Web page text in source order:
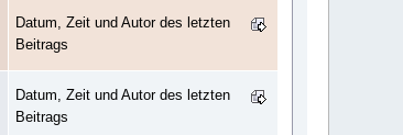
Datum, Zeit und Autor des letzten
Beitrags
Datum, Zeit und Autor des letzten
Beitrags